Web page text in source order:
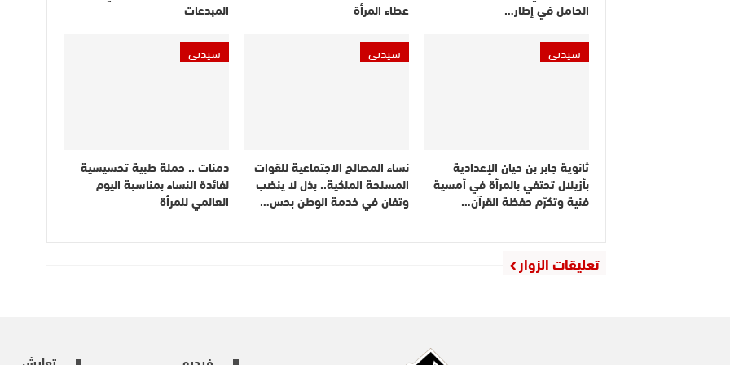
الحامل في إطار… عطاء المرأة
المبدعات
سيدتي
ثانوية جابر بن حيان الإعدادية
بأزيلال تحتفي بالمرأة في أمسية
فنية وتكرّم حفظة القرآن…
سيدتي
نساء المصالح الاجتماعية للقوات
المسلحة الملكية.. بذل لا ينضب
وتفان في خدمة الوطن بحس…
سيدتي
دمنات .. حملة طبية تحسيسية
لفائدة النساء بمناسبة اليوم
العالمي للمرأة
تعليقات الزوار